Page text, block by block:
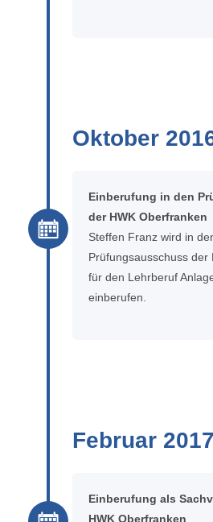
Oktober
Einberufung in den
der HWK Oberfranken
Steffen Franz wird in
Prüfungsausschuss der
für den Lehrberuf
einberufen.
Einberufung als
HWK Oberfranken
Februar 2017